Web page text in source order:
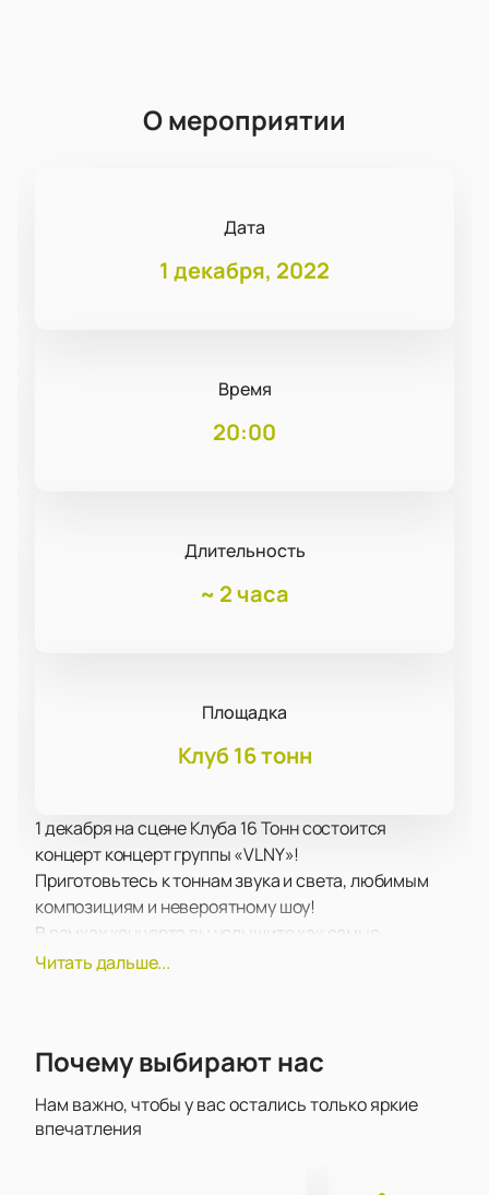
О мероприятии
Дата
1 декабря, 2022
Время
20:00
Длительность
~ 2 часа
Площадка
Клуб 16 тонн
1 декабря на сцене Клуба 16 Тонн состоится
концерт концерт группы «VLNY»!
Приготовьтесь к тоннам звука и света, любимым
композициям и невероятному шоу!
В рамках концерта вы услышите как самые
популярные и проверенные временем композиции,
драйва, самых ярких эмоций, которые только
шоу, мегатонны качественного звука, а также
световые и лазерные эффекты. Благодаря экранам
Читать дальше...
Почему выбирают нас
Нам важно, чтобы у вас остались только яркие
впечатления